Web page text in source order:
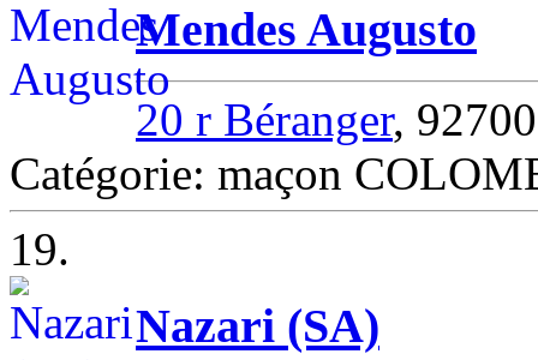
Mendes Augusto
20 r Béranger,
Catégorie: maçon
19.
Nazari (SA)